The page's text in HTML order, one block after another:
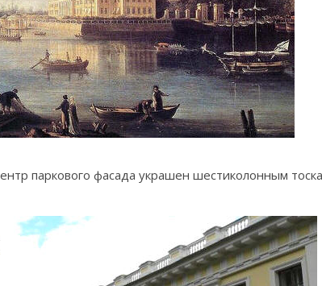
паркового фасада украшен шестиколонным